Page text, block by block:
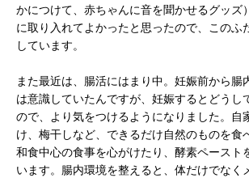
かにつけて、赤ちゃんに音を聞かせるグッズ
に取り入れてよかったと思ったので、このふ
しています。
また最近は、腸活にはまり中。妊娠前から腸
は意識していたんですが、妊娠するとどうし
ので、より気をつけるようになりました。自
け、梅干しなど、できるだけ自然のものを食
和食中心の食事を心がけたり、酵素ペースト
います。腸内環境を整えると、体だけでなく